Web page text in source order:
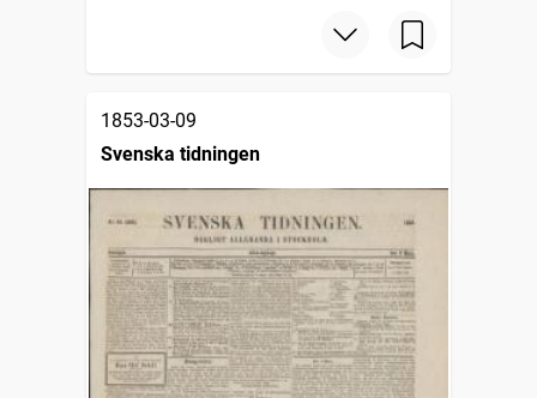
1853-03-09
Svenska tidningen